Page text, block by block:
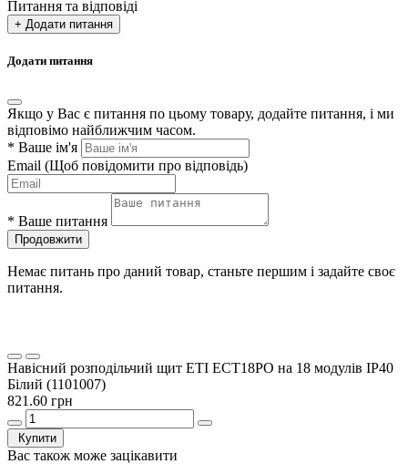
Питання та відповіді
+ Додати питання
Додати питання
Якщо у Вас є питання по цьому товару, додайте питання, і ми
відповімо найближчим часом.
* Ваше ім'я
Email (Щоб повідомити про відповідь)
* Ваше питання
Продовжити
Немає питань про даний товар, станьте першим і задайте своє
питання.
Навісний розподільчий щит ETI ECT18PO на 18 модулів IP40
Білий (1101007)
821.60 грн
Купити
Вас також може зацікавити